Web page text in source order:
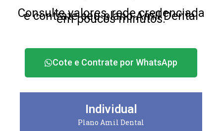
Consulte valores, rede credenciada
e contrate seu plano Amil Dental
em poucos minutos.
Cote e Contrate por WhatsApp
Individual
Plano Amil Dental